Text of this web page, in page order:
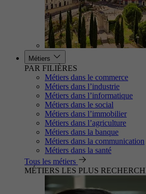
Métiers
PAR FILIÈRES
Métiers dans le commerce
Métiers dans l’industrie
Métiers dans l’informatique
Métiers dans le social
Métiers dans l’immobilier
Métiers dans l’agriculture
Métiers dans la banque
Métiers dans la communication
Métiers dans la santé
Tous les métiers
MÉTIERS LES PLUS